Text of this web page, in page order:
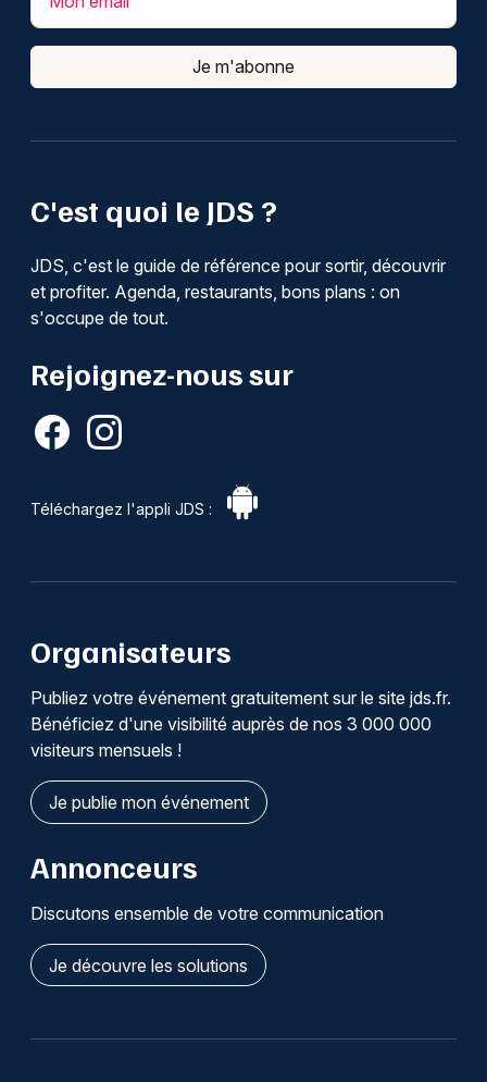
C'est quoi le JDS ?
JDS, c'est le guide de référence pour sortir, découvrir
et profiter. Agenda, restaurants, bons plans : on
s'occupe de tout.
Rejoignez-nous sur
Téléchargez l'appli JDS :
Je m'abonne
Organisateurs
Publiez votre événement gratuitement sur le site jds.fr.
Bénéficiez d'une visibilité auprès de nos 3 000 000
visiteurs mensuels !
Je publie mon événement
Annonceurs
Discutons ensemble de votre communication
Je découvre les solutions